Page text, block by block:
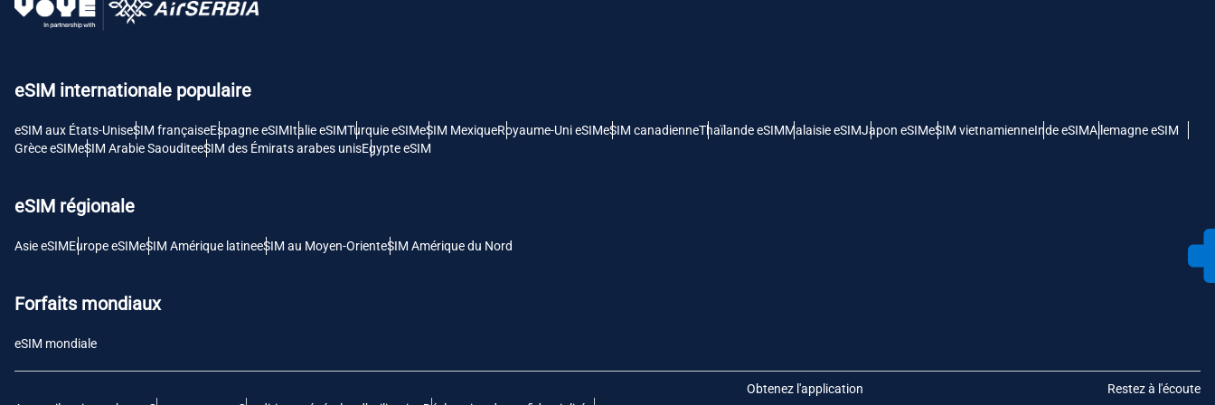
eSIM internationale populaire
eSIM aux États-UniseSIM françaiseEspagne eSIMItalie eSIMTurquie eSIMeSIM MexiqueRoyaume-Uni eSIMeSIM canadienneThaïlande eSIMMalaisie eSIMJapon eSIMeSIM vietnamienneInde eSIMAllemagne eSIM
Grèce eSIMeSIM Arabie SaouditeeSIM des Émirats arabes unisEgypte eSIM
eSIM régionale
Asie eSIMEurope eSIMeSIM Amérique latineeSIM au Moyen-OrienteSIM Amérique du Nord
Forfaits mondiaux
eSIM mondiale
Obtenez l'application Restez à l'écoute
Deutsch